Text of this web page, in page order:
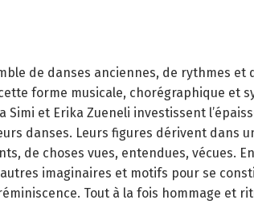
de danses anciennes, de rythmes et
forme musicale, chorégraphique et
Simi et Erika Zueneli investissent
danses. Leurs figures dérivent dans
de choses vues, entendues, vécues.
imaginaires et motifs pour se
Tout à la fois hommage et